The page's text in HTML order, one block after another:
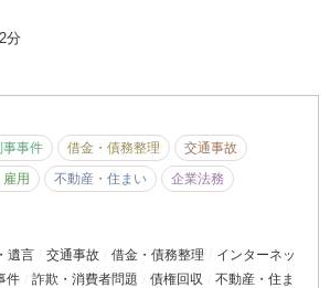
分
事事件 借金・債務整理
交通事故
用 不動産・住まい 企業法務
遺言 交通事故 借金・債務整理
インターネッ
件 詐欺・消費者問題 債権回収
不動産・住ま